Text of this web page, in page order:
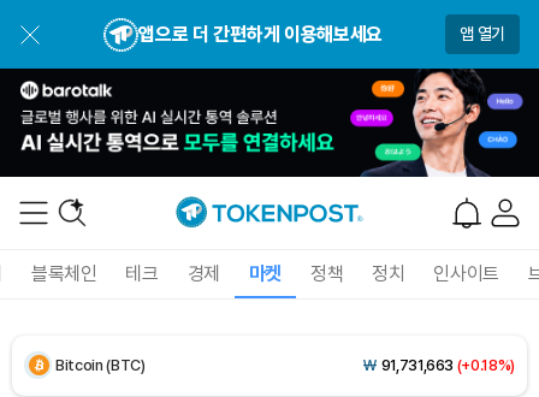
앱으로 더 간편하게 이용해보세요 앱 열기
블록체인 테크 경제 마켓 정책 정치 인사이트
XRP (XRP) ₩1,491(-2.31%)
Solana (SOL) ₩ 104,543(-0.85%)
Bitcoin (BTC) ₩ 91,731,663 (+0.18%)